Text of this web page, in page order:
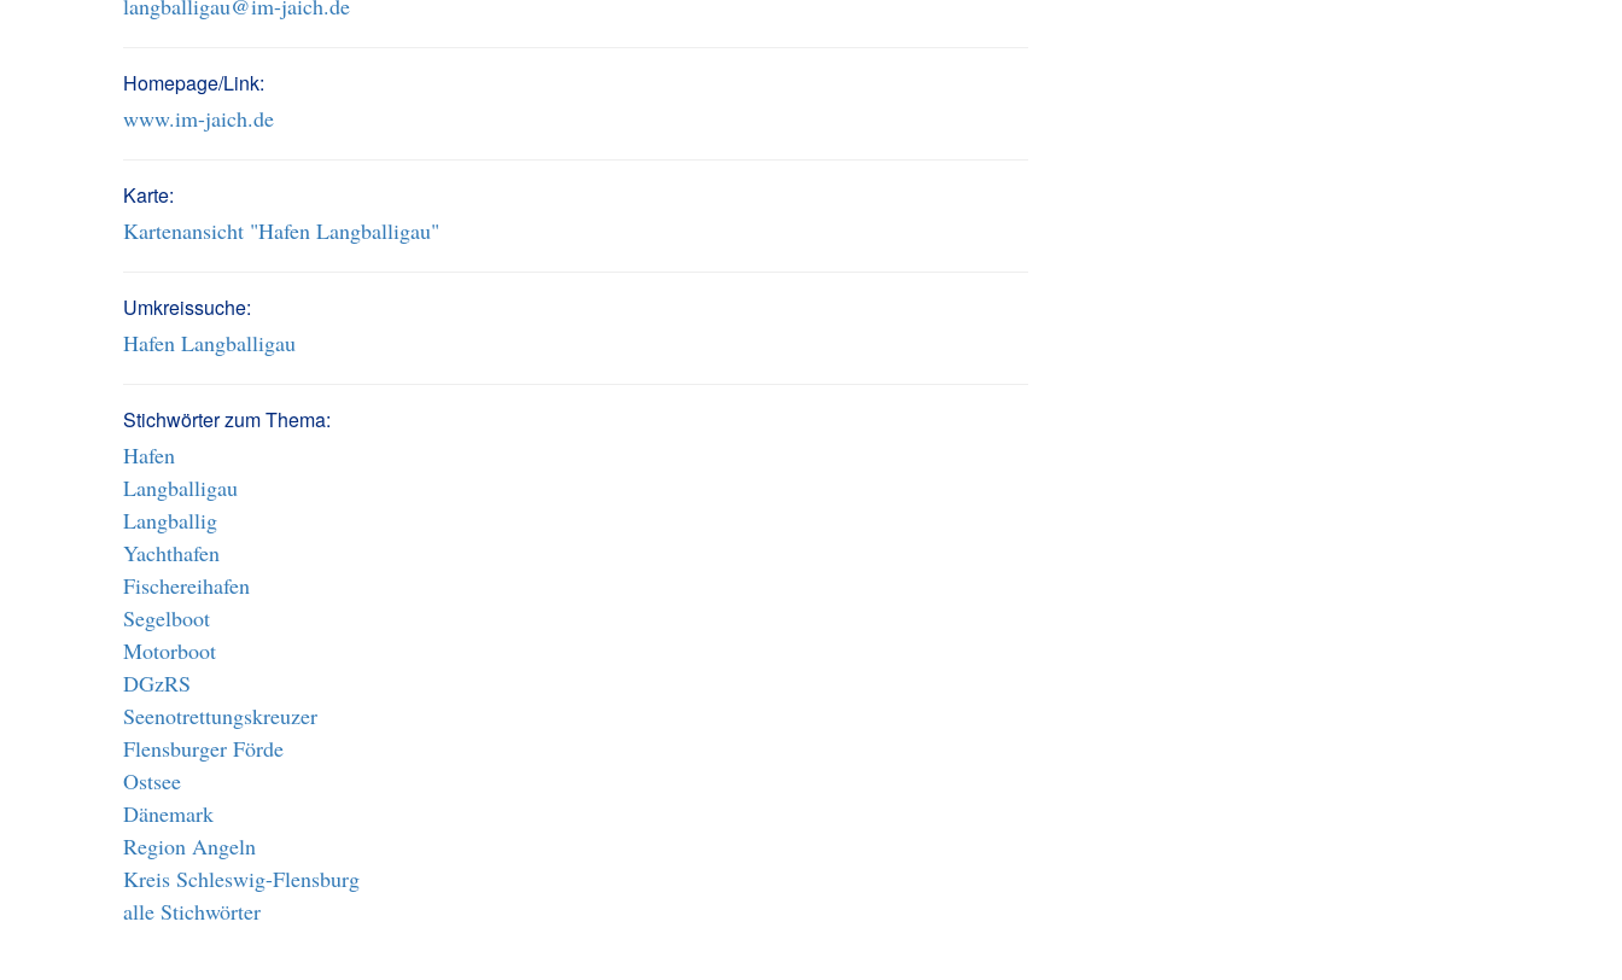
langballigau@im-jaich.de
Homepage/Link:
www.im-jaich.de
Karte:
Kartenansicht "Hafen Langballigau"
Umkreissuche:
Hafen Langballigau
Stichwörter zum Thema:
Hafen
Langballigau
Langballig
Yachthafen
Fischereihafen
Segelboot
Motorboot
DGzRS
Seenotrettungskreuzer
Flensburger Förde
Ostsee
Dänemark
Region Angeln
Kreis Schleswig-Flensburg
alle Stichwörter